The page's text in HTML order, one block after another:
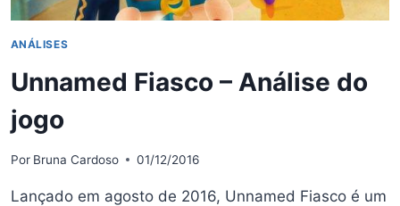
ANÁLISES
Unnamed Fiasco – Análise do
jogo
Por Bruna Cardoso 01/12/2016
Lançado em agosto de 2016, Unnamed Fiasco é um